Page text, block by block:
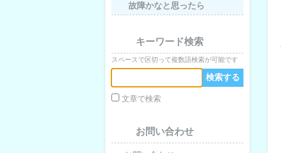
故障かなと思ったら
キーワード検索
スペースで区切って複数語検索が可能です
文章で検索
お問い合わせ